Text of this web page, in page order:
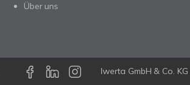
Über uns
Iwerta GmbH & Co. KG